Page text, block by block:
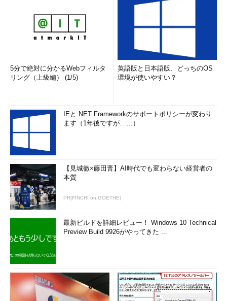
5分で絶対に分かるWebフィルタ
リング（上級編） (1/5)
英語版と日本語版、どっちのOS
環境が使いやすい？
IEと.NET Frameworkのサポートポリシーが変わり
ます（1年後ですが……）
【見城徹×藤田晋】AI時代でも変わらない経営者の
本質
PR(FINCHI on GOETHE)
最新ビルドを詳細レビュー！ Windows 10 Technical
Preview Build 9926がやってきた ...